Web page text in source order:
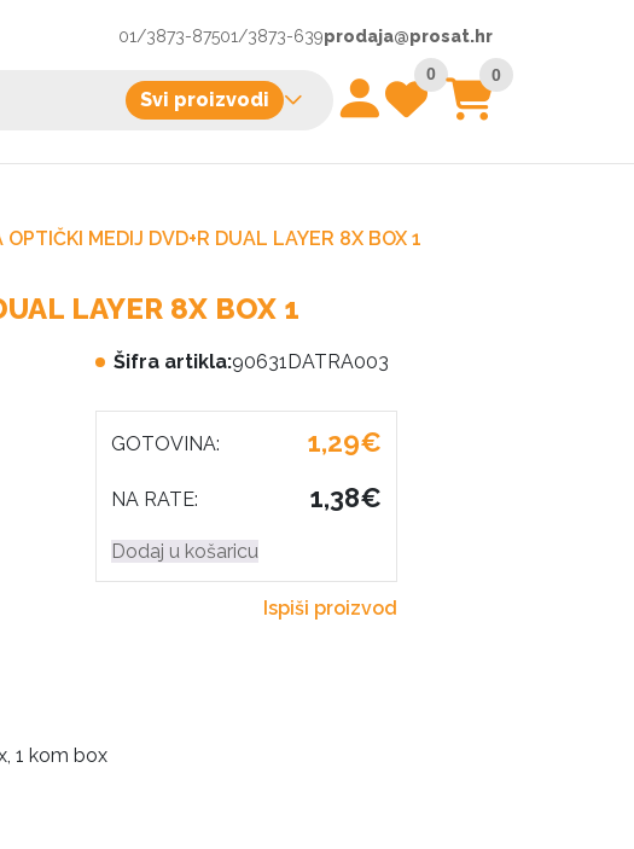
01/3873-87501/3873-639prodaja@prosat.hr
Svi proizvodi
0 0
OPTIČKI MEDIJ DVD+R DUAL LAYER 8X BOX 1
LAYER 8X BOX 1
Šifra artikla:90631DATRA003
GOTOVINA: 1,29€
NA RATE: 1,38€
Dodaj u košaricu
Ispiši proizvod
1 kom box